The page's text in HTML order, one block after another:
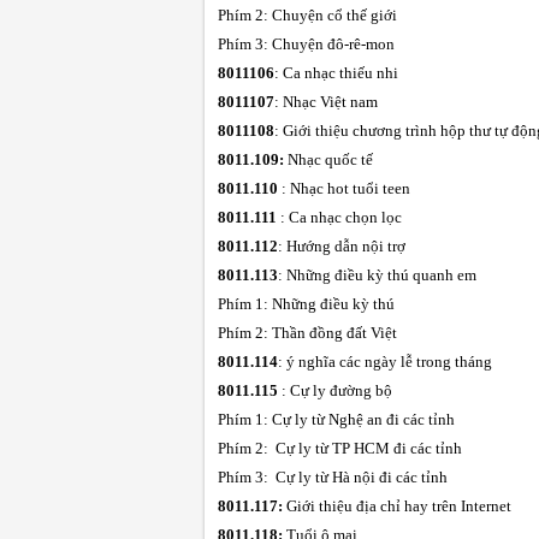
Phím 2: Chuyện cổ thế giới
Phím 3: Chuyện đô-rê-mon
8011106: Ca nhạc thiếu nhi
8011107: Nhạc Việt nam
8011108: Giới thiệu ch­ương trình hộp th­ư tự
8011.109: Nhạc quốc tế
8011.110 : Nhạc hot tuổi teen
8011.111 : Ca nhạc chọn lọc
8011.112: Hướng dẫn nội trợ
8011.113: Những điều kỳ thú quanh em
Phím 1: Những điều kỳ thú
Phím 2: Thần đồng đất Việt
8011.114: ý nghĩa các ngày lễ trong tháng
8011.115 : Cự ly đường bộ
Phím 1: Cự ly từ Nghệ an đi các tỉnh
Phím 2: Cự ly từ TP HCM đi các tỉnh
Phím 3: Cự ly từ Hà nội đi các tỉnh
8011.117: Giới thiệu địa chỉ hay trên Internet
8011.118: Tuổi ô mai